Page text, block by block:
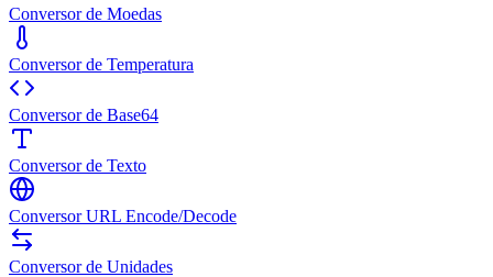
Conversor de Moedas
Conversor de Temperatura
Conversor de Base64
Conversor de Texto
Conversor URL Encode/Decode
Conversor de Unidades